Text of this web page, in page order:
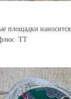
площадки
флюс ТТ